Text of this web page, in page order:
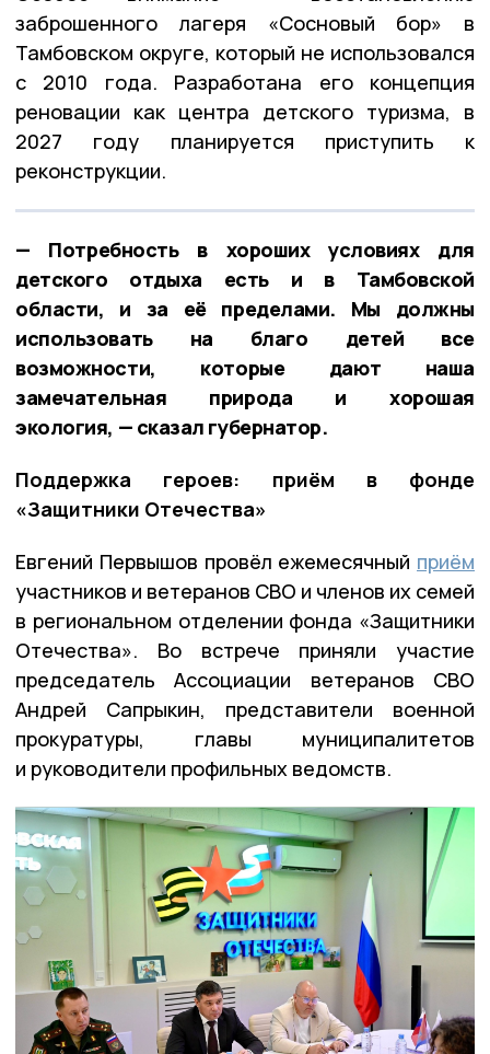
заброшенного лагеря «Сосновый бор» в
Тамбовском округе, который не использовался
с 2010 года. Разработана его концепция
реновации как центра детского туризма, в
2027 году планируется приступить к
реконструкции.
— Потребность в хороших условиях для
детского отдыха есть и в Тамбовской
области, и за её пределами. Мы должны
использовать на благо детей все
возможности, которые дают наша
замечательная природа и хорошая
экология, — сказал губернатор.
Поддержка героев: приём в фонде
«Защитники Отечества»
Евгений Первышов провёл ежемесячный приём
участников и ветеранов СВО и членов их семей
в региональном отделении фонда «Защитники
Отечества». Во встрече приняли участие
председатель Ассоциации ветеранов СВО
Андрей Сапрыкин, представители военной
прокуратуры, главы муниципалитетов
и руководители профильных ведомств.